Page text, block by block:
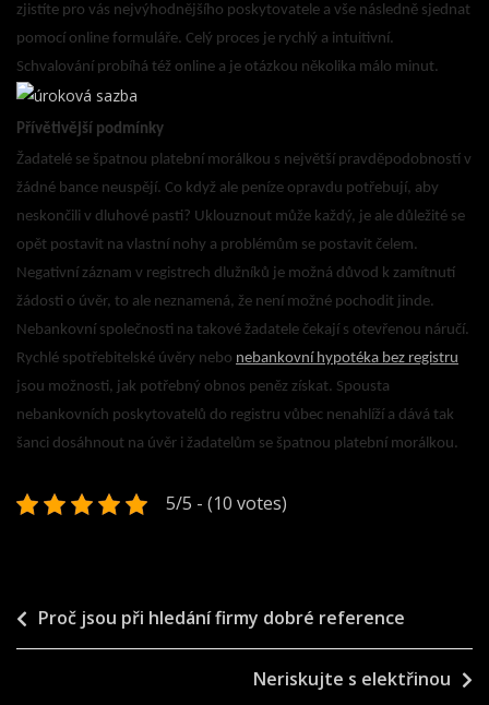
zjistíte pro vás nejvýhodnějšího poskytovatele a vše následně sjednat
pomocí online formuláře. Celý proces je rychlý a intuitivní.
Schvalování probíhá též online a je otázkou několika málo minut.
Přívětivější podmínky
Žadatelé se špatnou platební morálkou s největší pravděpodobností v
žádné bance neuspějí. Co když ale peníze opravdu potřebují, aby
neskončili v dluhové pasti? Uklouznout může každý, je ale důležité se
opět postavit na vlastní nohy a problémům se postavit čelem.
Negativní záznam v registrech dlužníků je možná důvod k zamítnutí
žádosti o úvěr, to ale neznamená, že není možné pochodit jinde.
Nebankovní společnosti na takové žadatele čekají s otevřenou náručí.
Rychlé spotřebitelské úvěry nebo nebankovní hypotéka bez registru
jsou možnosti, jak potřebný obnos peněz získat. Spousta
nebankovních poskytovatelů do registru vůbec nenahlíží a dává tak
šanci dosáhnout na úvěr i žadatelům se špatnou platební morálkou.
5/5 - (10 votes)
Navigace
pro
Proč jsou při hledání firmy dobré reference
Neriskujte s elektřinou